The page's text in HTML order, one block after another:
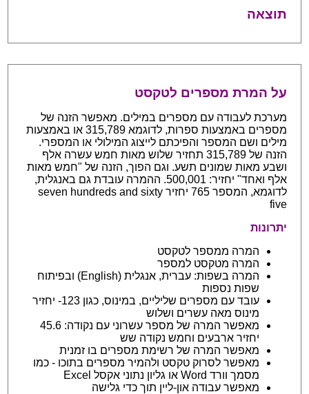
תוצאה
על המרת מספרים לטקסט
מערכת לעבודה עם מספרים במילים. מאפשר הזנה של
מספרים באמצעות ספרות, לדוגמא 315,789 או באמצעות
מילים ושם המספר והפיכתם לייצוג המילולי או המספרי.
הזנה של 315,789 תחזיר שלוש מאות חמש עשרה אלף
ושבע מאות שמונים תשע. וגם הפוך, הזנה של "חמש מאות
אלף ואחד" יחזיר: 500,001. ההמרה עובדת גם באנגלית,
לדוגמא, המספר 765 יחזיר seven hundreds and sixty
five
יתרונות
המרה ממספר לטקסט
המרה מטקסט למספר
המרה בשפות: עברית, אנגלית (English) ובפיתוח
שפות נספות
עובד עם מספרים שליליים, במינוס, כגון 123- יחזיר
מינוס מאה עשרים ושלוש
מאפשר המרה של מספר עשרוני עם נקודה: 45.6
יחזיר ארבעים וחמש נקודה שש
מאפשר המרה של רשימת מספרים בו זמנית
מאפשר לסרוק טקסט ולהמיר מספרים בתוכו - כמו
מסמך וורד Word או גליון נתוני אקסל Excel
מאפשר עבודה און-ליין תוך כדי גלישה